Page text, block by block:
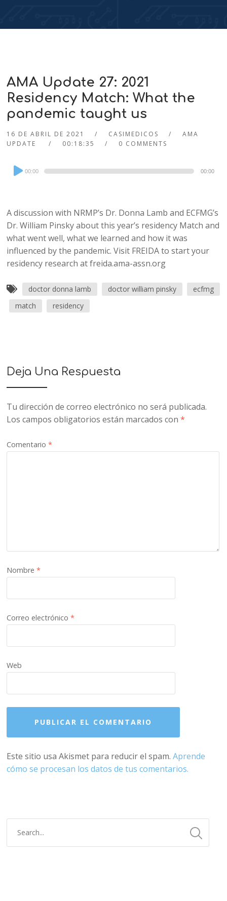
AMA Update 27: 2021
Residency Match: What the
pandemic taught us
16 DE ABRIL DE 2021 CASIMEDICOS
AMA
UPDATE
00:18:35 0 COMMENTS
Audio
Player
00:00 00:00
A discussion with NRMP’s Dr. Donna Lamb and ECFMG’s
Dr. William Pinsky about this year’s residency Match and
what went well, what we learned and how it was
influenced by the pandemic. Visit FREIDA to start your
residency research at freida.ama-assn.org
doctor donna lamb doctor william pinsky
ecfmg
match
residency
Deja Una Respuesta
Tu dirección de correo electrónico no será publicada.
Los campos obligatorios están marcados con*
Comentario*
Nombre*
Correo electrónico*
Web
Este sitio usa Akismet para reducir el spam.Aprende
cómo se procesan los datos de tus comentarios.